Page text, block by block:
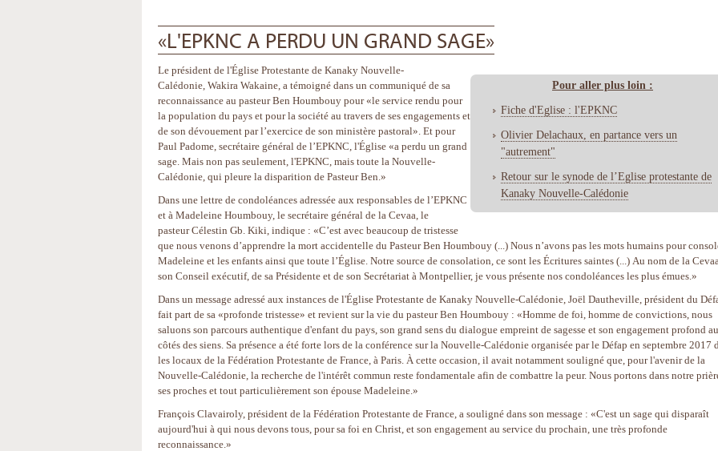
«L'EPKNC A PERDU UN GRAND SAGE»
Pour aller plus loin :
Fiche d'Eglise : l'EPKNC
Olivier Delachaux, en partance vers un
"autrement"
Retour sur le synode de l’Eglise protestante de
Kanaky Nouvelle-Calédonie
Le président de l'Église Protestante de Kanaky Nouvelle-
Calédonie, Wakira Wakaine, a témoigné dans un communiqué de sa
reconnaissance au pasteur Ben Houmbouy pour «le service rendu pour
la population du pays et pour la société au travers de ses engagements et
de son dévouement par l’exercice de son ministère pastoral». Et pour
Paul Padome, secrétaire général de l’EPKNC, l'Église «a perdu un grand
sage. Mais non pas seulement, l'EPKNC, mais toute la Nouvelle-
Calédonie, qui pleure la disparition de Pasteur Ben.»
Dans une lettre de condoléances adressée aux responsables de l’EPKNC
et à Madeleine Houmbouy, le secrétaire général de la Cevaa, le
pasteur Célestin Gb. Kiki, indique : «C’est avec beaucoup de tristesse
que nous venons d’apprendre la mort accidentelle du Pasteur Ben Houmbouy (...) Nous n’avons pas les mots humains pour
Madeleine et les enfants ainsi que toute l’Église. Notre source de consolation, ce sont les Écritures saintes (...) Au nom de la
son Conseil exécutif, de sa Présidente et de son Secrétariat à Montpellier, je vous présente nos condoléances les plus émues.»
Dans un message adressé aux instances de l'Église Protestante de Kanaky Nouvelle-Calédonie, Joël Dautheville, président du
fait part de sa «profonde tristesse» et revient sur la vie du pasteur Ben Houmbouy : «Homme de foi, homme de convictions, nous
saluons son parcours authentique d'enfant du pays, son grand sens du dialogue empreint de sagesse et son engagement profond
côtés des siens. Sa présence a été forte lors de la conférence sur la Nouvelle-Calédonie organisée par le Défap en septembre 2017
les locaux de la Fédération Protestante de France, à Paris. À cette occasion, il avait notamment souligné que, pour l'avenir de la
Nouvelle-Calédonie, la recherche de l'intérêt commun reste fondamentale afin de combattre la peur. Nous portons dans notre
ses proches et tout particulièrement son épouse Madeleine.»
François Clavairoly, président de la Fédération Protestante de France, a souligné dans son message : «C'est un sage qui disparaît
aujourd'hui à qui nous devons tous, pour sa foi en Christ, et son engagement au service du prochain, une très profonde
reconnaissance.»